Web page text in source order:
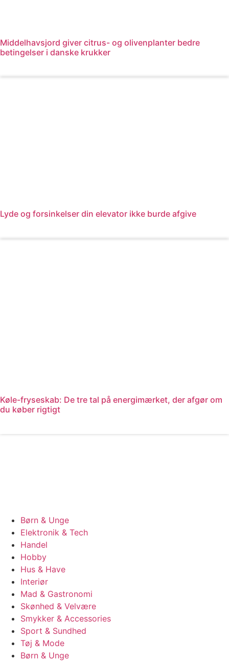
Middelhavsjord giver citrus- og olivenplanter bedre
betingelser i danske krukker
Lyde og forsinkelser din elevator ikke burde afgive
Køle-fryseskab: De tre tal på energimærket, der afgør om
du køber rigtigt
Børn & Unge
Elektronik & Tech
Handel
Hobby
Hus & Have
Interiør
Mad & Gastronomi
Skønhed & Velvære
Smykker & Accessories
Sport & Sundhed
Tøj & Mode
Børn & Unge